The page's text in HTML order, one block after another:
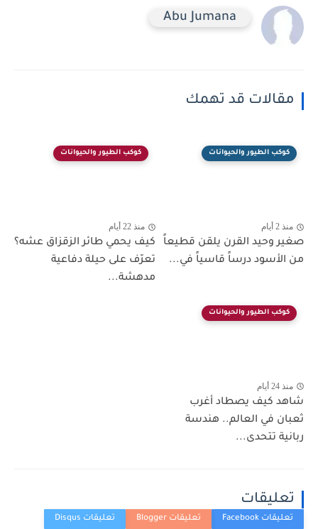
Abu Jumana
مقالات قد تهمك
كوكب الطيور والحيوانات
منذ 2 أيام
صغير وحيد القرن يلقن قطيعاً
من الأسود درساً قاسياً في...
كوكب الطيور والحيوانات
منذ 22 أيام
كيف يحمي طائر الزقزاق عشه؟
تعرّف على حيلة دفاعية
مدهشة...
كوكب الطيور والحيوانات
منذ 24 أيام
شاهد كيف يصطاد أغرب
ثعبان في العالم.. هندسة
ربانية تتحدى...
تعليقات